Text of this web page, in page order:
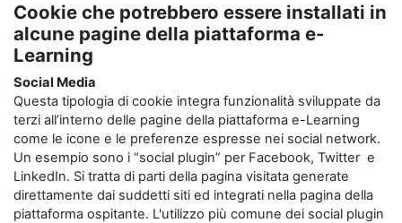
Cookie che potrebbero essere installati in
alcune pagine della piattaforma e-
Learning
Social Media
Questa tipologia di cookie integra funzionalità sviluppate da
terzi all’interno delle pagine della piattaforma e-Learning
come le icone e le preferenze espresse nei social network.
Un esempio sono i “social plugin” per Facebook, Twitter e
LinkedIn. Si tratta di parti della pagina visitata generate
direttamente dai suddetti siti ed integrati nella pagina della
piattaforma ospitante. L'utilizzo più comune dei social plugin